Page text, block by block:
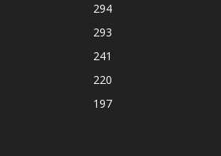
294
293
241
220
197